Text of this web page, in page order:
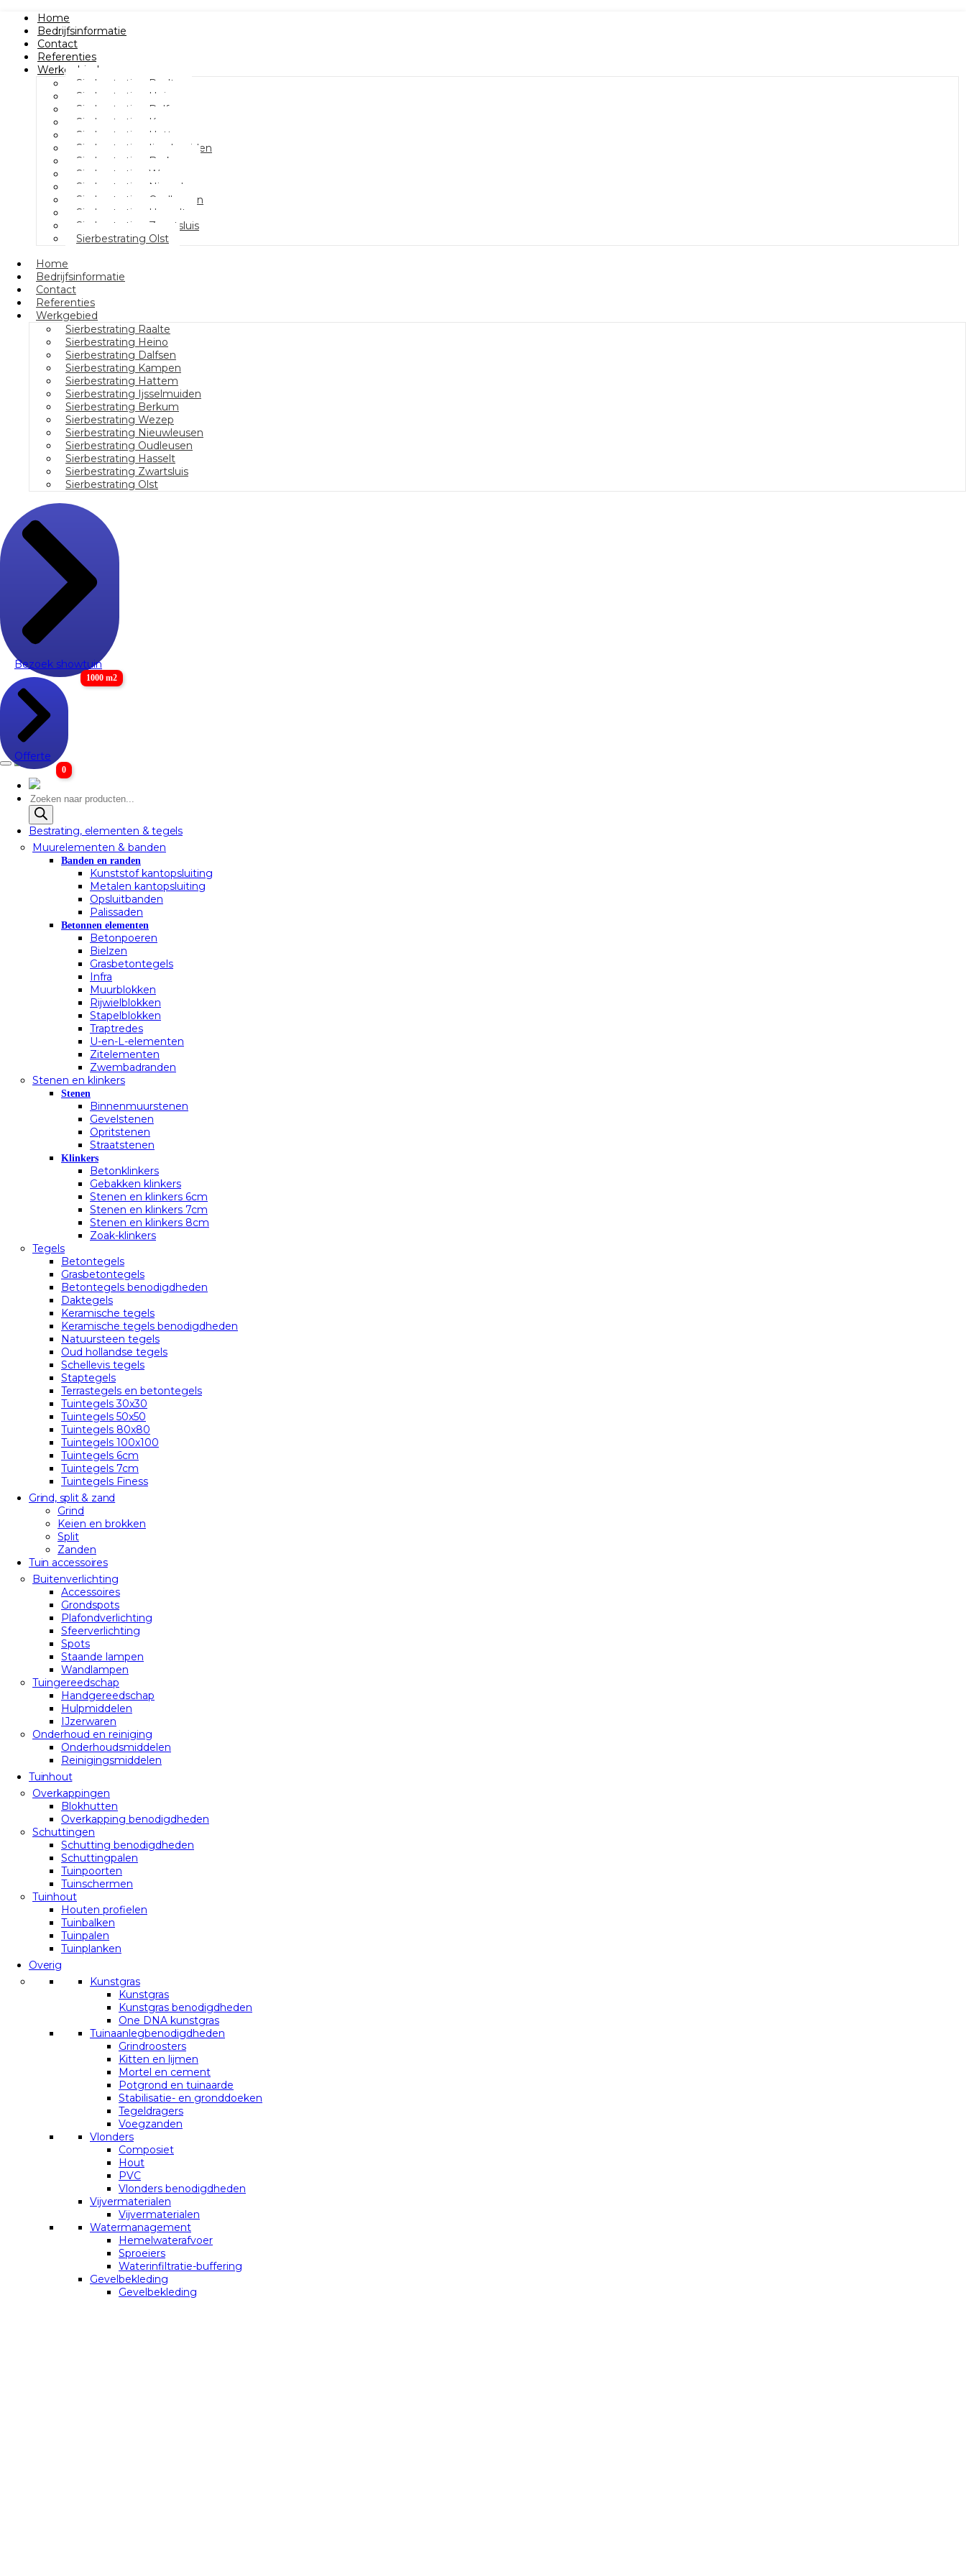
Home
Bedrijfsinformatie
Contact
Referenties
Werkgebied
Sierbestrating Raalte
Sierbestrating Heino
Sierbestrating Dalfsen
Sierbestrating Kampen
Sierbestrating Hattem
Sierbestrating Ijsselmuiden
Sierbestrating Berkum
Sierbestrating Wezep
Sierbestrating Nieuwleusen
Sierbestrating Oudleusen
Sierbestrating Hasselt
Sierbestrating Zwartsluis
Sierbestrating Olst
Home
Bedrijfsinformatie
Contact
Referenties
Werkgebied
Sierbestrating Raalte
Sierbestrating Heino
Sierbestrating Dalfsen
Sierbestrating Kampen
Sierbestrating Hattem
Sierbestrating Ijsselmuiden
Sierbestrating Berkum
Sierbestrating Wezep
Sierbestrating Nieuwleusen
Sierbestrating Oudleusen
Sierbestrating Hasselt
Sierbestrating Zwartsluis
Sierbestrating Olst
Bezoek showtuin
1000 m2
Offerte
0
Producten
zoeken
Bestrating, elementen & tegels
Muurelementen & banden
Banden en randen
Kunststof kantopsluiting
Metalen kantopsluiting
Opsluitbanden
Palissaden
Betonnen elementen
Betonpoeren
Bielzen
Grasbetontegels
Infra
Muurblokken
Rijwielblokken
Stapelblokken
Traptredes
U-en-L-elementen
Zitelementen
Zwembadranden
Stenen en klinkers
Stenen
Binnenmuurstenen
Gevelstenen
Opritstenen
Straatstenen
Klinkers
Betonklinkers
Gebakken klinkers
Stenen en klinkers 6cm
Stenen en klinkers 7cm
Stenen en klinkers 8cm
Zoak-klinkers
Tegels
Betontegels
Grasbetontegels
Betontegels benodigdheden
Daktegels
Keramische tegels
Keramische tegels benodigdheden
Natuursteen tegels
Oud hollandse tegels
Schellevis tegels
Staptegels
Terrastegels en betontegels
Tuintegels 30x30
Tuintegels 50x50
Tuintegels 80x80
Tuintegels 100x100
Tuintegels 6cm
Tuintegels 7cm
Tuintegels Finess
Grind, split & zand
Grind
Keien en brokken
Split
Zanden
Tuin accessoires
Buitenverlichting
Accessoires
Grondspots
Plafondverlichting
Sfeerverlichting
Spots
Staande lampen
Wandlampen
Tuingereedschap
Handgereedschap
Hulpmiddelen
IJzerwaren
Onderhoud en reiniging
Onderhoudsmiddelen
Reinigingsmiddelen
Tuinhout
Overkappingen
Blokhutten
Overkapping benodigdheden
Schuttingen
Schutting benodigdheden
Schuttingpalen
Tuinpoorten
Tuinschermen
Tuinhout
Houten profielen
Tuinbalken
Tuinpalen
Tuinplanken
Overig
Kunstgras
Kunstgras
Kunstgras benodigdheden
One DNA kunstgras
Tuinaanlegbenodigdheden
Grindroosters
Kitten en lijmen
Mortel en cement
Potgrond en tuinaarde
Stabilisatie- en gronddoeken
Tegeldragers
Voegzanden
Vlonders
Composiet
Hout
PVC
Vlonders benodigdheden
Vijvermaterialen
Vijvermaterialen
Watermanagement
Hemelwaterafvoer
Sproeiers
Waterinfiltratie-buffering
Gevelbekleding
Gevelbekleding